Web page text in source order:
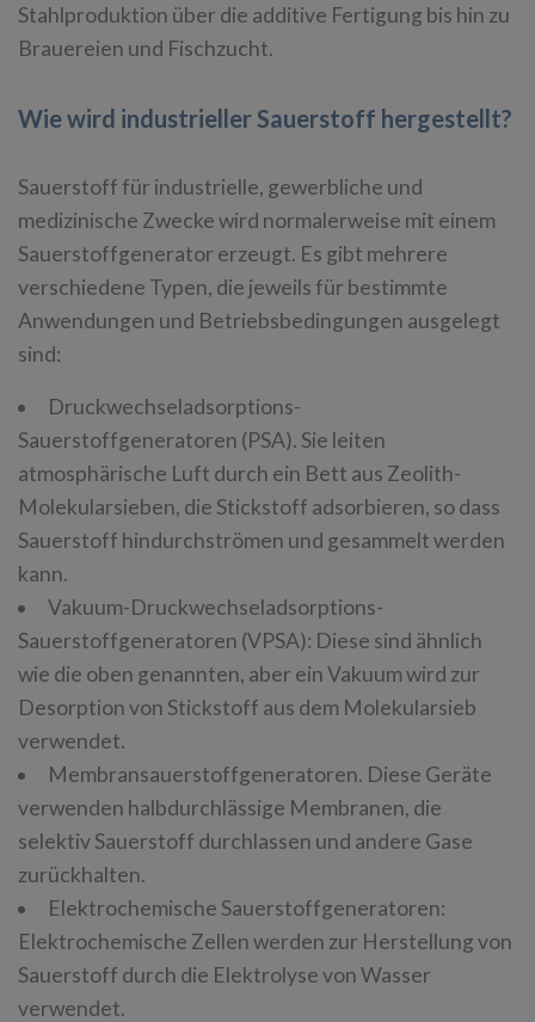
Stahlproduktion über die additive Fertigung bis hin zu
Brauereien und Fischzucht.
Wie wird industrieller Sauerstoff hergestellt?
Sauerstoff für industrielle, gewerbliche und
medizinische Zwecke wird normalerweise mit einem
Sauerstoffgenerator erzeugt. Es gibt mehrere
verschiedene Typen, die jeweils für bestimmte
Anwendungen und Betriebsbedingungen ausgelegt
sind:
Druckwechseladsorptions-
Sauerstoffgeneratoren (PSA). Sie leiten
atmosphärische Luft durch ein Bett aus Zeolith-
Molekularsieben, die Stickstoff adsorbieren, so dass
Sauerstoff hindurchströmen und gesammelt werden
kann.
Vakuum-Druckwechseladsorptions-
Sauerstoffgeneratoren (VPSA): Diese sind ähnlich
wie die oben genannten, aber ein Vakuum wird zur
Desorption von Stickstoff aus dem Molekularsieb
verwendet.
Membransauerstoffgeneratoren. Diese Geräte
verwenden halbdurchlässige Membranen, die
selektiv Sauerstoff durchlassen und andere Gase
zurückhalten.
Elektrochemische Sauerstoffgeneratoren:
Elektrochemische Zellen werden zur Herstellung von
Sauerstoff durch die Elektrolyse von Wasser
verwendet.